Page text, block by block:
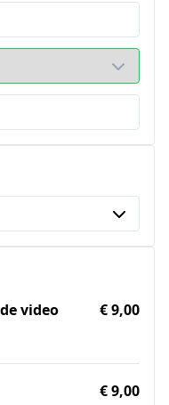
video
€ 9,00
€ 9,00